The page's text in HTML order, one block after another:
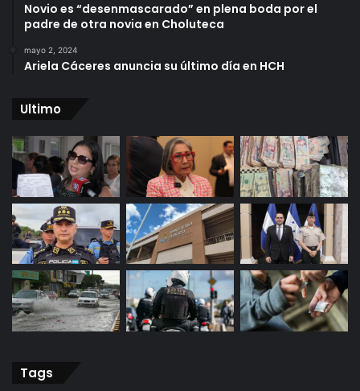
Novio es “desenmascarado” en plena boda por el
padre de otra novia en Choluteca
mayo 2, 2024
Ariela Cáceres anuncia su último día en HCH
Ultimo
Tags